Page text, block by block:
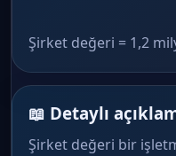
Şirket değeri = 1,2
📖 Detaylı
Şirket değeri bir